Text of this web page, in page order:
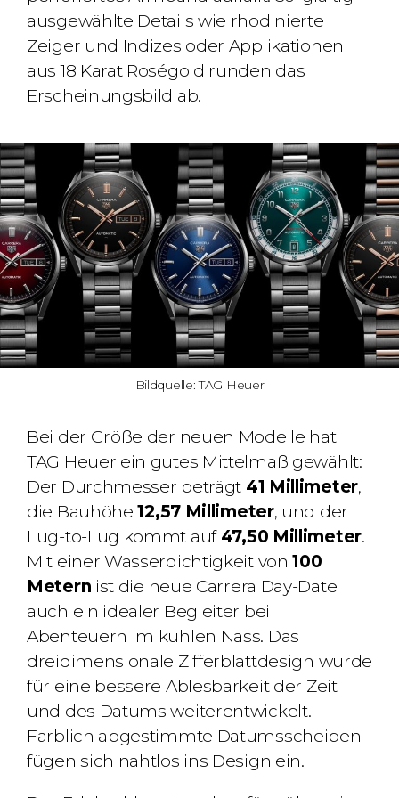
ausgewählte Details wie rhodinierte
Zeiger und Indizes oder Applikationen
aus 18 Karat Roségold runden das
Erscheinungsbild ab.
Bildquelle: TAG Heuer
Bei der Größe der neuen Modelle hat
TAG Heuer ein gutes Mittelmaß gewählt:
Der Durchmesser beträgt 41 Millimeter,
die Bauhöhe12,57 Millimeter, und der
Lug-to-Lug kommt auf 47,50 Millimeter.
Mit einer Wasserdichtigkeit von 100
Metern ist die neue Carrera Day-Date
auch ein idealer Begleiter bei
Abenteuern im kühlen Nass. Das
dreidimensionale Zifferblattdesign wurde
für eine bessere Ablesbarkeit der Zeit
und des Datums weiterentwickelt.
Farblich abgestimmte Datumsscheiben
fügen sich nahtlos ins Design ein.